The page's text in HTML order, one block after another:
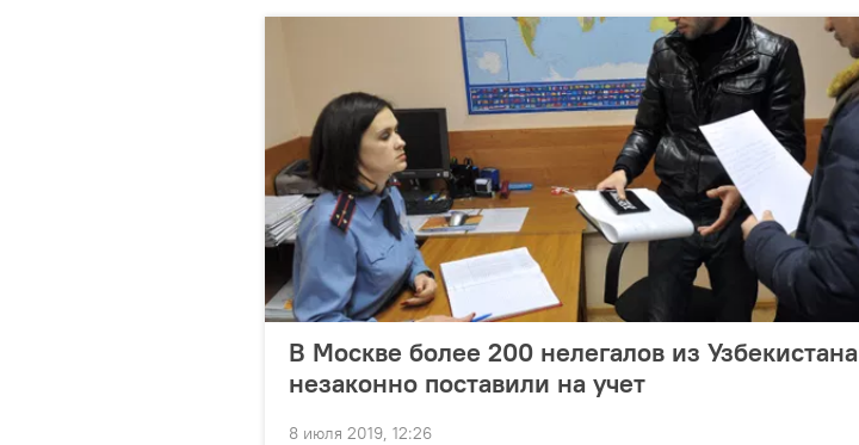
В Москве более 200 нелегалов из Узбекистана
незаконно поставили на учет
8 июля 2019, 12:26